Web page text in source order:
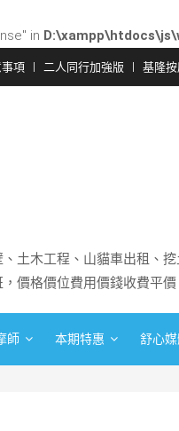
in
項 二人同行加強版 基隆
土木工程、山貓車出租、
價格價位費用價錢收費平價
師 本期特惠 舒心